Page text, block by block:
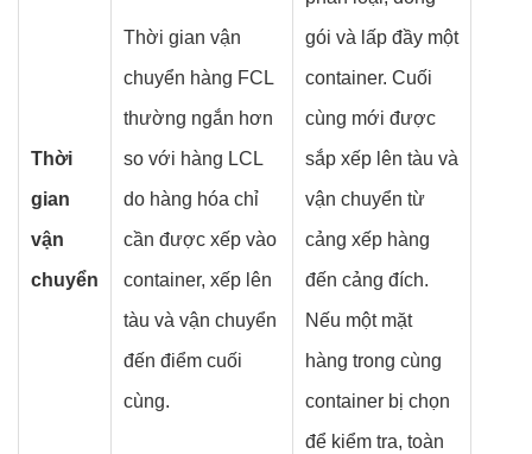
Thời
gian
vận
chuyển
Thời gian vận
chuyển hàng FCL
thường ngắn hơn
so với hàng LCL
do hàng hóa chỉ
cần được xếp vào
container, xếp lên
tàu và vận chuyển
đến điểm cuối
cùng.
gói và lấp đầy một
container. Cuối
cùng mới được
sắp xếp lên tàu và
vận chuyển từ
cảng xếp hàng
đến cảng đích.
Nếu một mặt
hàng trong cùng
container bị chọn
để kiểm tra, toàn